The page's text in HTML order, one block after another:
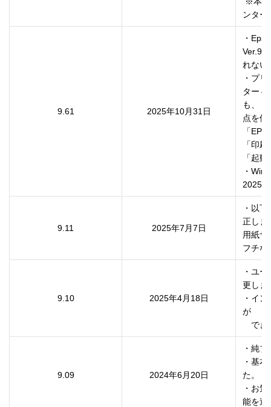
9.61 2025年10月31日
・
れない
・プ
ター⇔
も、
点を修
「
「印
「起
・
9.11 2025年7月7日
・以
正しま
用紙
9.10 2025年4月18日
・ユ
更しま
・イ
が
でき
9.09 2024年6月20日
・純
・基
た。
・お